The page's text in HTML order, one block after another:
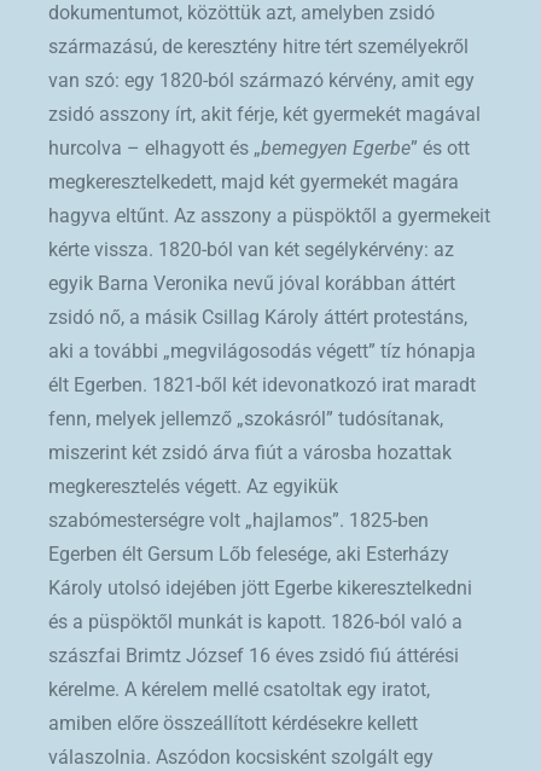
dokumentumot, közöttük azt, amelyben zsidó
származású, de keresztény hitre tért személyekről
van szó: egy 1820-ból származó kérvény, amit egy
zsidó asszony írt, akit férje, két gyermekét magával
hurcolva – elhagyott és „bemegyen Egerbe” és ott
megkeresztelkedett, majd két gyermekét magára
hagyva eltűnt. Az asszony a püspöktől a gyermekeit
kérte vissza. 1820-ból van két segélykérvény: az
egyik Barna Veronika nevű jóval korábban áttért
zsidó nő, a másik Csillag Károly áttért protestáns,
aki a további „megvilágosodás végett” tíz hónapja
élt Egerben. 1821-ből két idevonatkozó irat maradt
fenn, melyek jellemző „szokásról” tudósítanak,
miszerint két zsidó árva fiút a városba hozattak
megkeresztelés végett. Az egyikük
szabómesterségre volt „hajlamos”. 1825-ben
Egerben élt Gersum Lőb felesége, aki Esterházy
Károly utolsó idejében jött Egerbe kikeresztelkedni
és a püspöktől munkát is kapott. 1826-ból való a
szászfai Brimtz József 16 éves zsidó fiú áttérési
kérelme. A kérelem mellé csatoltak egy iratot,
amiben előre összeállított kérdésekre kellett
válaszolnia. Aszódon kocsisként szolgált egy